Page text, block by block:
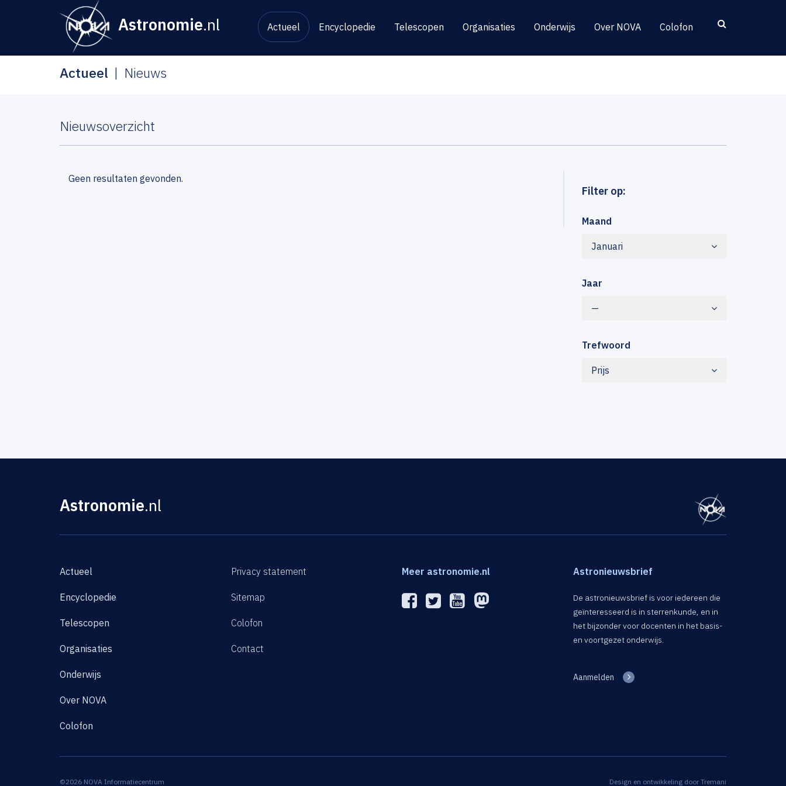
Astronomie.nl Actueel Encyclopedie Telescopen Organisaties Onderwijs Over NOVA Colofon
Actueel Nieuws
Nieuwsoverzicht
Filter op:
Maand
Januari
Jaar
—
Trefwoord
Prijs
Geen resultaten gevonden.
Astronomie.nl
Actueel
Encyclopedie
Telescopen
Organisaties
Onderwijs
Over NOVA
Colofon
Privacy statement
Sitemap
Colofon
Contact
Meer astronomie.nl Astronieuwsbrief
De astronieuwsbrief is voor iedereen die
geïnteresseerd is in sterrenkunde, en in
het bijzonder voor docenten in het basis-
en voortgezet onderwijs.
Aanmelden
©2026 NOVA Informatiecentrum Design en ontwikkeling door Tremani